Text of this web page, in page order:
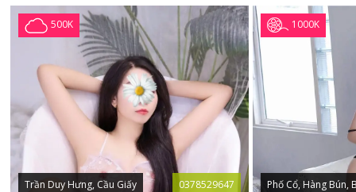
500K
Trần Duy Hưng, Cầu Giấy 0378529647
1000K
Phố Cổ, Hàng Bún,